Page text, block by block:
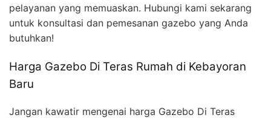
pelayanan yang memuaskan. Hubungi kami sekarang
untuk konsultasi dan pemesanan gazebo yang Anda
butuhkan!
Harga Gazebo Di Teras Rumah di Kebayoran
Baru
Jangan kawatir mengenai harga Gazebo Di Teras